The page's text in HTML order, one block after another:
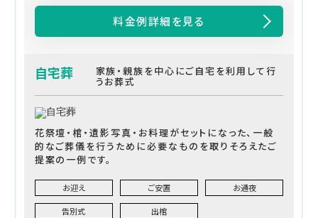
料金例詳細を見る
自宅葬 家族・親族を中心にご自宅を利用して行
うお葬式
花祭壇・棺・遺影写真・お料理がセットになった、一般
的なご葬儀を行うために必要なものを取りそろえたご
提案の一例です。
お迎え ご安置 お通夜
告別式 出棺